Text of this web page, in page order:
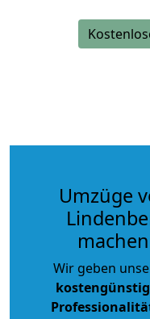
Umzüge
Wir geben
kostengünstig